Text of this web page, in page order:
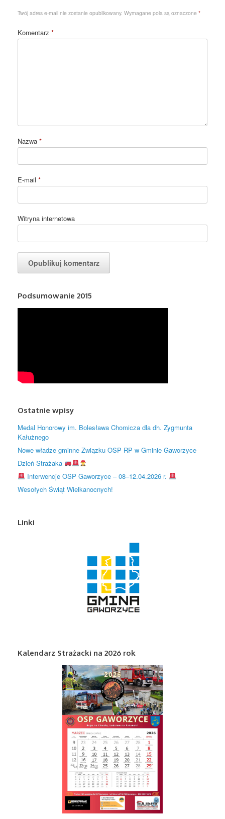
Twój adres e-mail nie zostanie opublikowany. Wymagane pola są oznaczone *
Komentarz *
Nazwa *
E-mail *
Witryna internetowa
Podsumowanie 2015
Ostatnie wpisy
Medal Honorowy im. Bolesława Chomicza dla dh. Zygmunta
Kałużnego
Nowe władze gminne Związku OSP RP w Gminie Gaworzyce
Dzień Strażaka
Interwencje OSP Gaworzyce – 08–12.04.2026 r.
Wesołych Świąt Wielkanocnych!
Linki
Kalendarz Strażacki na 2026 rok